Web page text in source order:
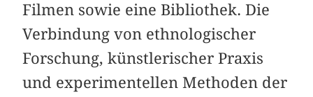
Filmen sowie eine Bibliothek. Die
Verbindung von ethnologischer
Forschung, künstlerischer Praxis
und experimentellen Methoden der